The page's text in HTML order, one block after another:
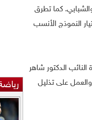
كما تطرق
النموذج الأنسب
الدكتور شاهر
على تذليل